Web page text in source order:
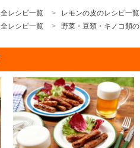
全レシピ一覧
レモンの皮のレシピ一覧
全レシピ一覧 野菜・豆類・キノコ類